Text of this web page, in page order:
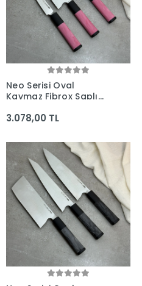
Neo Serisi Oval
Kaymaz Fibrox Saplı
(205mm, 180mm,
Yapımı Bıçaklar
3.078,00 TL